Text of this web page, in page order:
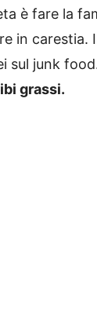
è fare la
in carestia.
sul junk
grassi.